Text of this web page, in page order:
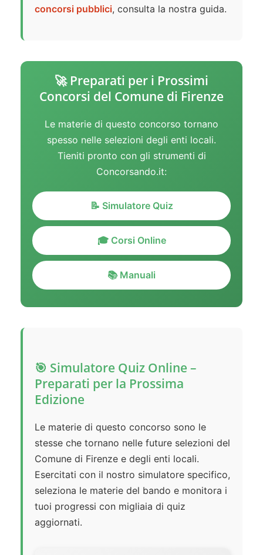
concorsi pubblici, consulta la nostra guida.
🚀 Preparati per i Prossimi
Concorsi del Comune di Firenze
Le materie di questo concorso tornano
spesso nelle selezioni degli enti locali.
Tieniti pronto con gli strumenti di
Concorsando.it:
📝 Simulatore Quiz
🎓 Corsi Online
📚 Manuali
🎯 Simulatore Quiz Online –
Preparati per la Prossima
Edizione
Le materie di questo concorso sono le
stesse che tornano nelle future selezioni del
Comune di Firenze e degli enti locali.
Esercitati con il nostro simulatore specifico,
seleziona le materie del bando e monitora i
tuoi progressi con migliaia di quiz
aggiornati.